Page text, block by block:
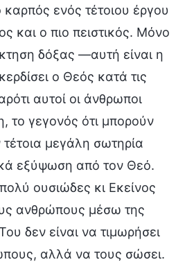
ενός τέτοιου έργου
και ο πιο πειστικός. Μόνο
δόξας —αυτή είναι η
ο Θεός κατά τις
αυτοί οι άνθρωποι
το γεγονός ότι μπορούν
μεγάλη σωτηρία
εξύψωση από τον Θεό.
ουσιώδες κι Εκείνος
ανθρώπους μέσω της
δεν είναι να τιμωρήσει
αλλά να τους σώσει.